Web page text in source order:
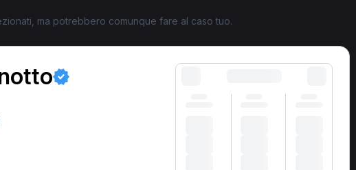
ma potrebbero comunque fare al caso tuo.